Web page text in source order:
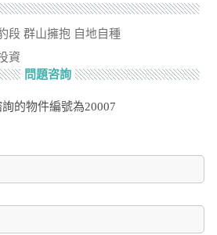
段 群山擁抱 自地自種
資
問題咨詢
詢的物件編號為20007